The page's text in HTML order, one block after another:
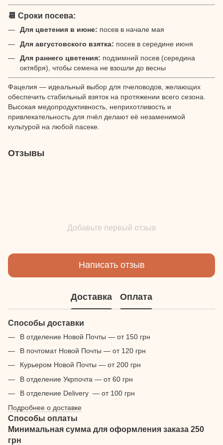
📆 Сроки посева:
Для цветения в июне: посев в начале мая
Для августовского взятка: посев в середине июня
Для раннего цветения: подзимний посев (середина
октября), чтобы семена не взошли до весны
Фацелия — идеальный выбор для пчеловодов, желающих
обеспечить стабильный взяток на протяжении всего сезона.
Высокая медопродуктивность, неприхотливость и
привлекательность для пчёл делают её незаменимой
культурой на любой пасеке.
Отзывы
Добавьте первый отзыв
Написать отзыв
Доставка Оплата
Способы доставки
В отделение Новой Почты — от 150 грн
В почтомат Новой Почты — от 120 грн
Курьером Новой Почты — от 200 грн
В отделение Укрпочта — от 60 грн
В отделение Delivery — от 100 грн
Подробнее о доставке
Способы оплаты
Минимальная сумма для оформления заказа 250
грн